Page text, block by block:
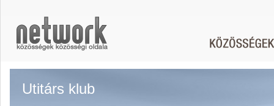
Utitárs klub